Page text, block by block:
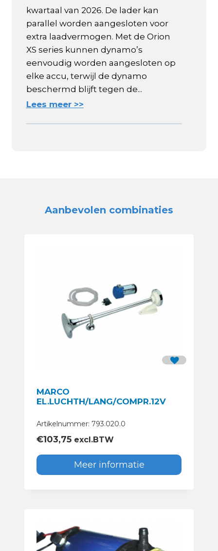
kwartaal van 2026. De lader kan
parallel worden aangesloten voor
extra laadvermogen. Met de Orion
XS series kunnen dynamo’s
eenvoudig worden aangesloten op
elke accu, terwijl de dynamo
beschermd blijft tegen de...
Lees meer >>
Aanbevolen combinaties
MARCO
EL.LUCHTH/LANG/COMPR.12V
Artikelnummer: 793.020.0
€103,75 excl.BTW
Meer informatie